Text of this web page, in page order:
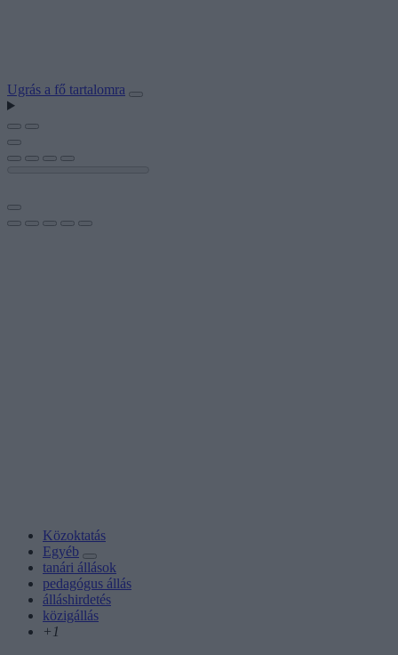
Ugrás a fő tartalomra
Közoktatás
Egyéb
tanári állások
pedagógus állás
álláshirdetés
közigállás
+1